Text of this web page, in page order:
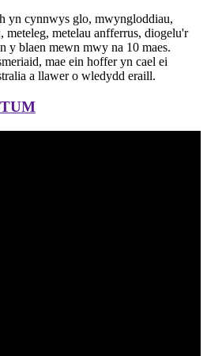
yn cynnwys glo, mwyngloddiau,
meteleg, metelau anfferrus, diogelu'r
y blaen mewn mwy na 10 maes.
mae ein hoffer yn cael ei
a llawer o wledydd eraill.